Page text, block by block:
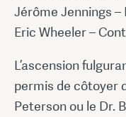
Jérôme Jennings –
Eric Wheeler –
L’ascension
permis de côtoyer
Peterson ou le Dr.